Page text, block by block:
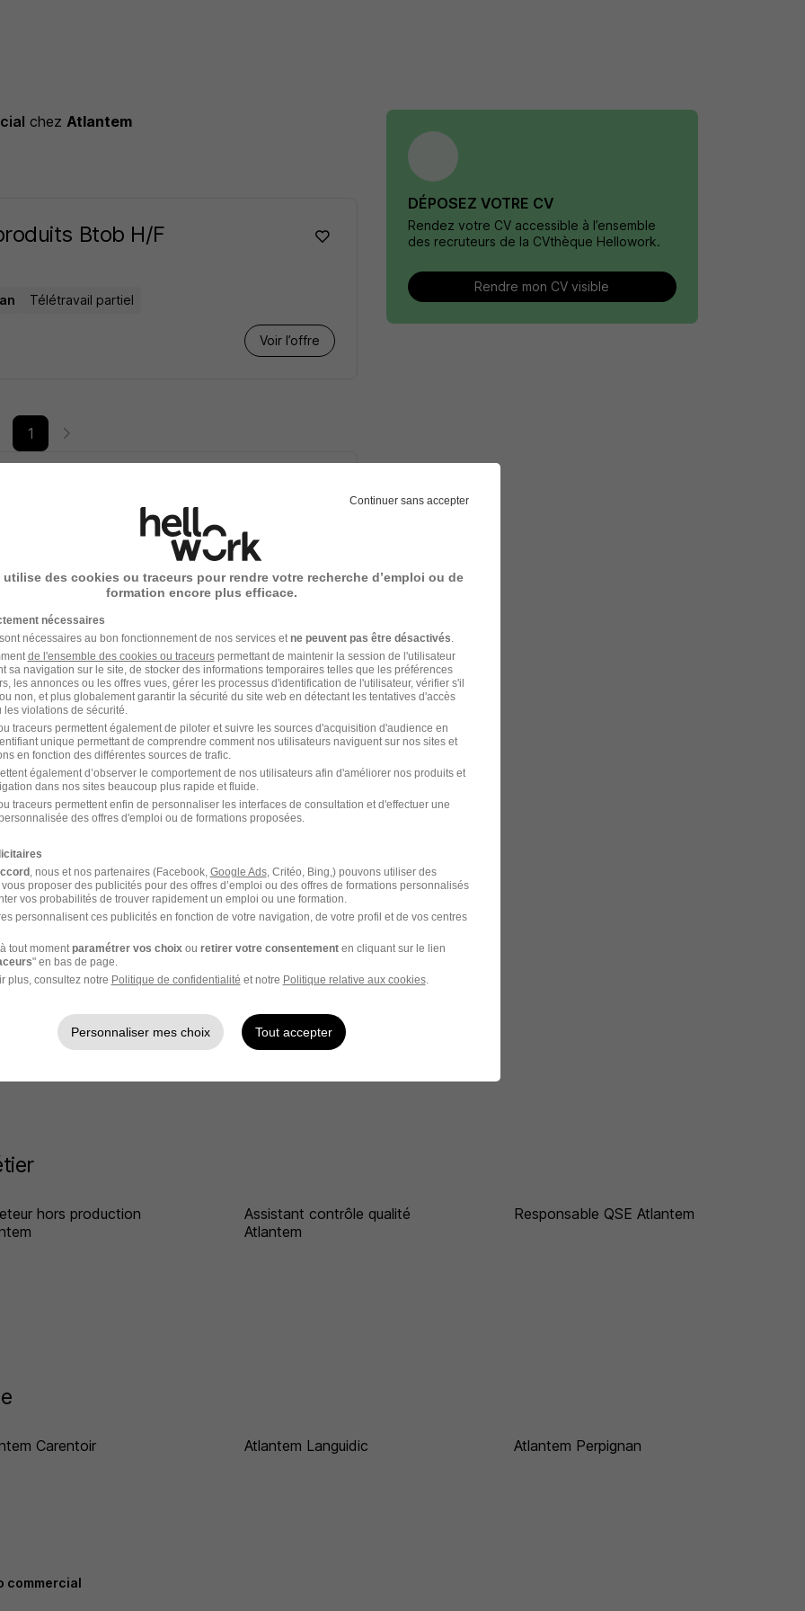
chezAtlantem
Btob H/F
Télétravail partiel
Voir l’offre
1
89 - 10 Btob H/F
05/26
Btob H/F
€ / an
04/26
commercial chezAtlantem
DÉPOSEZ VOTRE CV
Rendez votre CV accessible à l’ensemble
des recruteurs de la CVthèque Hellowork.
Rendre mon CV visible
le domaine Commerce
hors production
Assistant contrôle qualité
Atlantem
Responsable QSE Atlantem
Carentoir Atlantem Languidic Atlantem Perpignan
commercial
Continuer sans accepter
utilise des cookies ou traceurs pour rendre votre recherche d’emploi ou de
formation encore plus efficace.
nécessaires
nécessaires au bon fonctionnement de nos services etne peuvent pas être désactivés.
de l'ensemble des cookies ou traceurspermettant de maintenir la session de l'utilisateur
sa navigation sur le site, de stocker des informations temporaires telles que les préférences
les annonces ou les offres vues, gérer les processus d'identification de l'utilisateur, vérifier s'il
non, et plus globalement garantir la sécurité du site web en détectant les tentatives d'accès
les violations de sécurité.
traceurs permettent également de piloter et suivre les sources d'acquisition d'audience en
unique permettant de comprendre comment nos utilisateurs naviguent sur nos sites et
en fonction des différentes sources de trafic.
également d’observer le comportement de nos utilisateurs afin d'améliorer nos produits et
dans nos sites beaucoup plus rapide et fluide.
traceurs permettent enfin de personnaliser les interfaces de consultation et d'effectuer une
des offres d'emploi ou de formations proposées.
, nous et nos partenaires (Facebook, Google Ads, Critéo, Bing,) pouvons utiliser des
proposer des publicités pour des offres d’emploi ou des offres de formations personnalisés
vos probabilités de trouver rapidement un emploi ou une formation.
personnalisent ces publicités en fonction de votre navigation, de votre profil et de vos centres
tout momentparamétrer vos choixou retirer votre consentementen cliquant sur le lien
" en bas de page.
plus, consultez notre Politique de confidentialité et notre Politique relative aux cookies.
Personnaliser mes choix Tout accepter